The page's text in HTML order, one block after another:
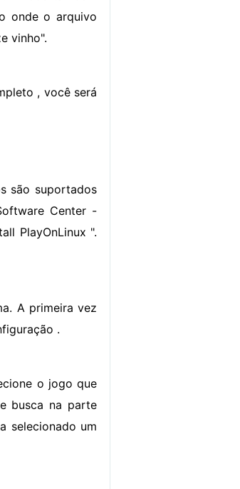
onde o arquivo
vinho".
, você será
são suportados
Center -
PlayOnLinux ".
A primeira vez
.
o jogo que
busca na parte
selecionado um